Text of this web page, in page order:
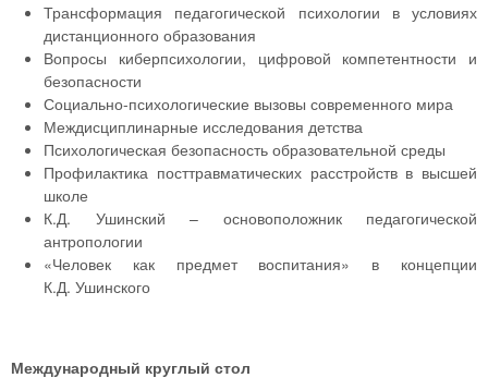
Трансформация педагогической психологии в условиях
дистанционного образования
Вопросы киберпсихологии, цифровой компетентности и
безопасности
Социально-психологические вызовы современного мира
Междисциплинарные исследования детства
Психологическая безопасность образовательной среды
Профилактика посттравматических расстройств в высшей
школе
К.Д. Ушинский – основоположник педагогической
антропологии
«Человек как предмет воспитания» в концепции
К.Д. Ушинского
Международный круглый стол